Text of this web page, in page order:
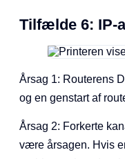
Tilfælde 6: IP-
Årsag 1: Routerens
og en genstart af
Årsag 2: Forkerte
være årsagen. Hvis